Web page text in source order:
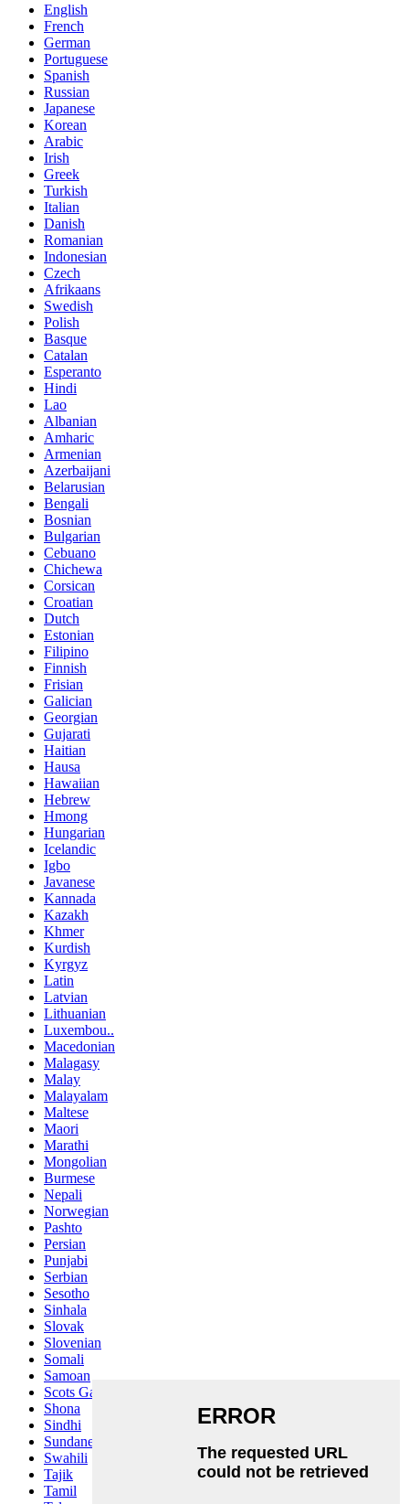
English
French
German
Portuguese
Spanish
Russian
Japanese
Korean
Arabic
Irish
Greek
Turkish
Italian
Danish
Romanian
Indonesian
Czech
Afrikaans
Swedish
Polish
Basque
Catalan
Esperanto
Hindi
Lao
Albanian
Amharic
Armenian
Azerbaijani
Belarusian
Bengali
Bosnian
Bulgarian
Cebuano
Chichewa
Corsican
Croatian
Dutch
Estonian
Filipino
Finnish
Frisian
Galician
Georgian
Gujarati
Haitian
Hausa
Hawaiian
Hebrew
Hmong
Hungarian
Icelandic
Igbo
Javanese
Kannada
Kazakh
Khmer
Kurdish
Kyrgyz
Latin
Latvian
Lithuanian
Luxembou..
Macedonian
Malagasy
Malay
Malayalam
Maltese
Maori
Marathi
Mongolian
Burmese
Nepali
Norwegian
Pashto
Persian
Punjabi
Serbian
Sesotho
Sinhala
Slovak
Slovenian
Somali
Samoan
Scots Gaelic
Shona
Sindhi
Sundanese
Swahili
Tajik
Tamil